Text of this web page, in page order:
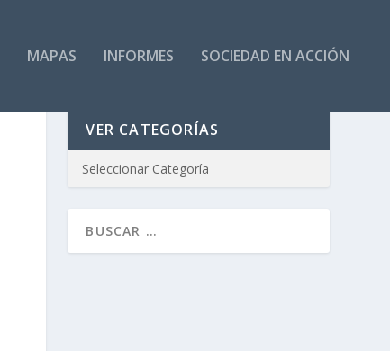
MAPAS INFORMES SOCIEDAD EN ACCIÓN
VER CATEGORÍAS